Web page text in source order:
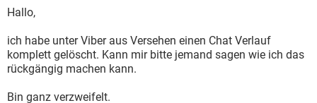
WHATSAPP
WINDOWS 10
WHATSAPP TIKTOK
FACEBOOK
SPIELE
WINDOWS 10 INSTAGRAM
WHATSAPP
Hallo,
ich habe unter Viber aus Versehen einen Chat Verlauf
komplett gelöscht. Kann mir bitte jemand sagen wie ich das
rückgängig machen kann.
Bin ganz verzweifelt.